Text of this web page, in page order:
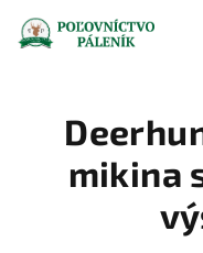
obsah
mikina